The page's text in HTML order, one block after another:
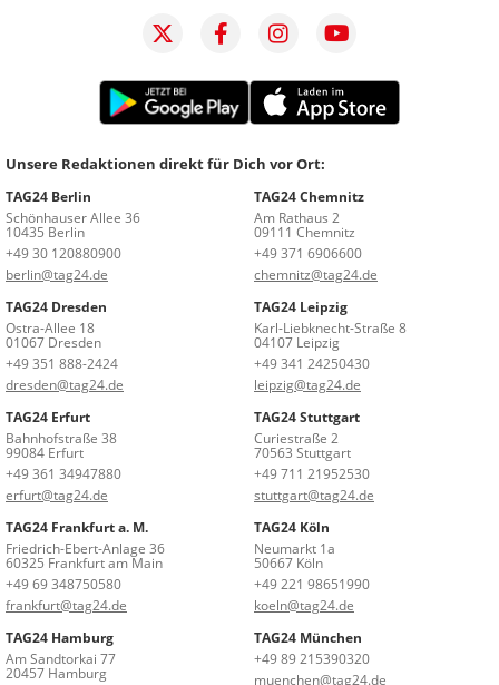
Unsere Redaktionen direkt für Dich vor Ort:
TAG24 Berlin
Schönhauser Allee 36
10435 Berlin
+49 30 120880900
berlin@tag24.de
TAG24 Chemnitz
Am Rathaus 2
09111 Chemnitz
+49 371 6906600
chemnitz@tag24.de
TAG24 Dresden
Ostra-Allee 18
01067 Dresden
+49 351 888-2424
dresden@tag24.de
TAG24 Leipzig
Karl-Liebknecht-Straße 8
04107 Leipzig
+49 341 24250430
leipzig@tag24.de
TAG24 Erfurt
Bahnhofstraße 38
99084 Erfurt
+49 361 34947880
erfurt@tag24.de
TAG24 Stuttgart
Curiestraße 2
70563 Stuttgart
+49 711 21952530
stuttgart@tag24.de
TAG24 Frankfurt a. M.
Friedrich-Ebert-Anlage 36
60325 Frankfurt am Main
+49 69 348750580
frankfurt@tag24.de
TAG24 Köln
Neumarkt 1a
50667 Köln
+49 221 98651990
koeln@tag24.de
TAG24 Hamburg
Am Sandtorkai 77
20457 Hamburg
TAG24 München
+49 89 215390320
muenchen@tag24.de